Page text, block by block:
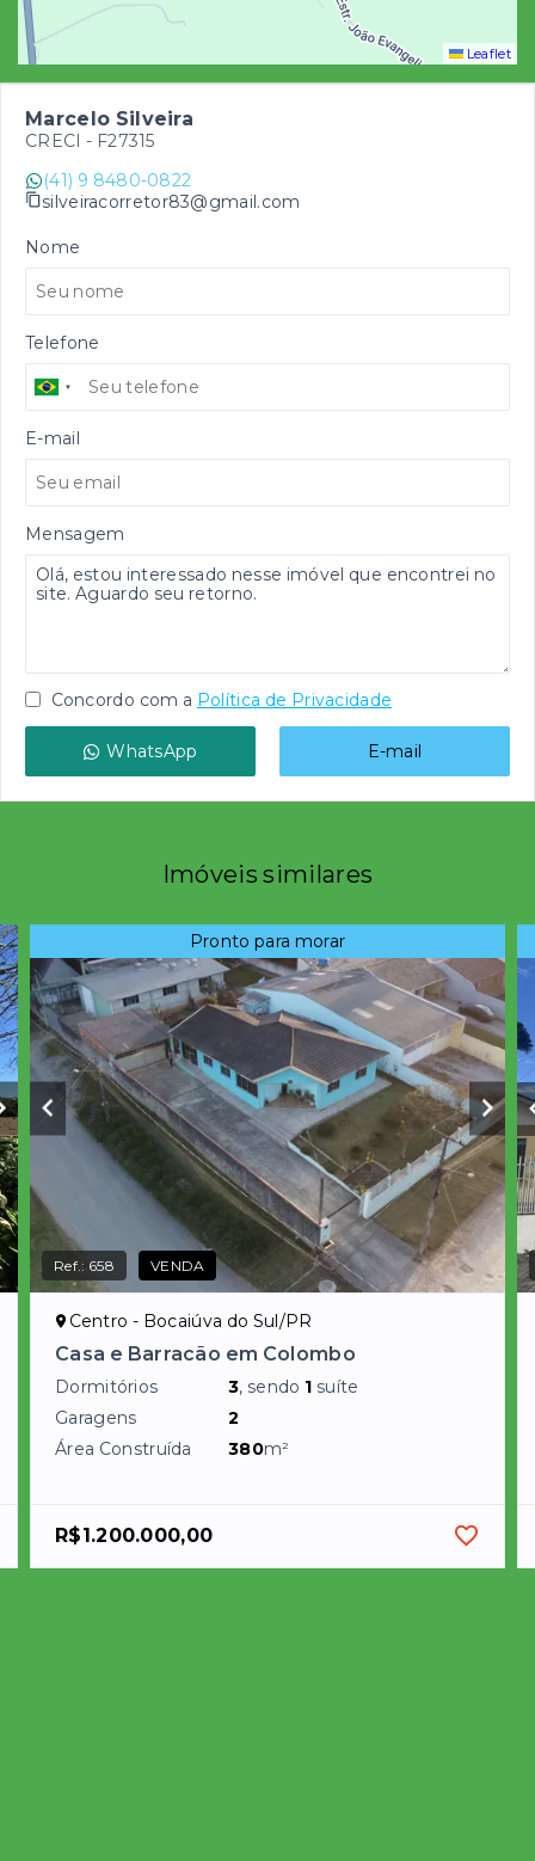
Leaflet
Marcelo Silveira
CRECI - F27315
(41) 9 8480-0822
silveiracorretor83@gmail.com
Nome
Telefone
E-mail
Mensagem
Concordo com a Política de Privacidade
WhatsApp E-mail
Imóveis similares
Pronto para morar
Ref.: 658 VENDA
Centro - Bocaiúva do Sul/PR
Casa e Barracão em Colombo
Dormitórios 3, sendo 1 suíte
Garagens
2
Área Construída
380m²
R$1.200.000,00